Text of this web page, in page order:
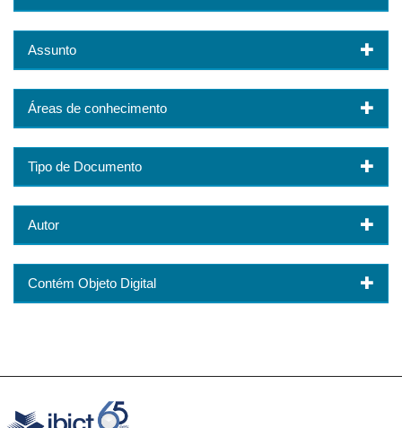
Assunto
Áreas de conhecimento
Tipo de Documento
Autor
Contém Objeto Digital